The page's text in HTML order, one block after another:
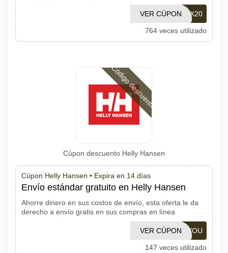
EX20
VER CÚPON
764 veces utilizado
Código descuento
Cúpon descuento Helly Hansen
Cúpon Helly Hansen • Expira en 14 días
Envío estándar gratuito en Helly Hansen
Ahorre dinero en sus costos de envío, esta oferta le da
derecho a envío gratis en sus compras en línea
HHTHANKYOU
VER CÚPON
147 veces utilizado